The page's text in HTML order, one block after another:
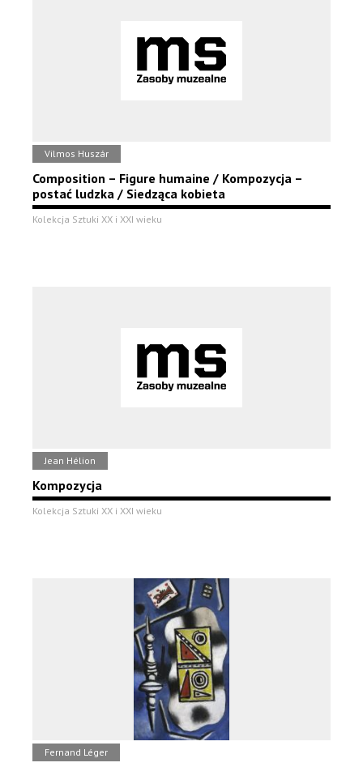
Vilmos Huszár
Composition – Figure humaine / Kompozycja –
postać ludzka / Siedząca kobieta
Kolekcja Sztuki XX i XXI wieku
Jean Hélion
Kompozycja
Kolekcja Sztuki XX i XXI wieku
Fernand Léger